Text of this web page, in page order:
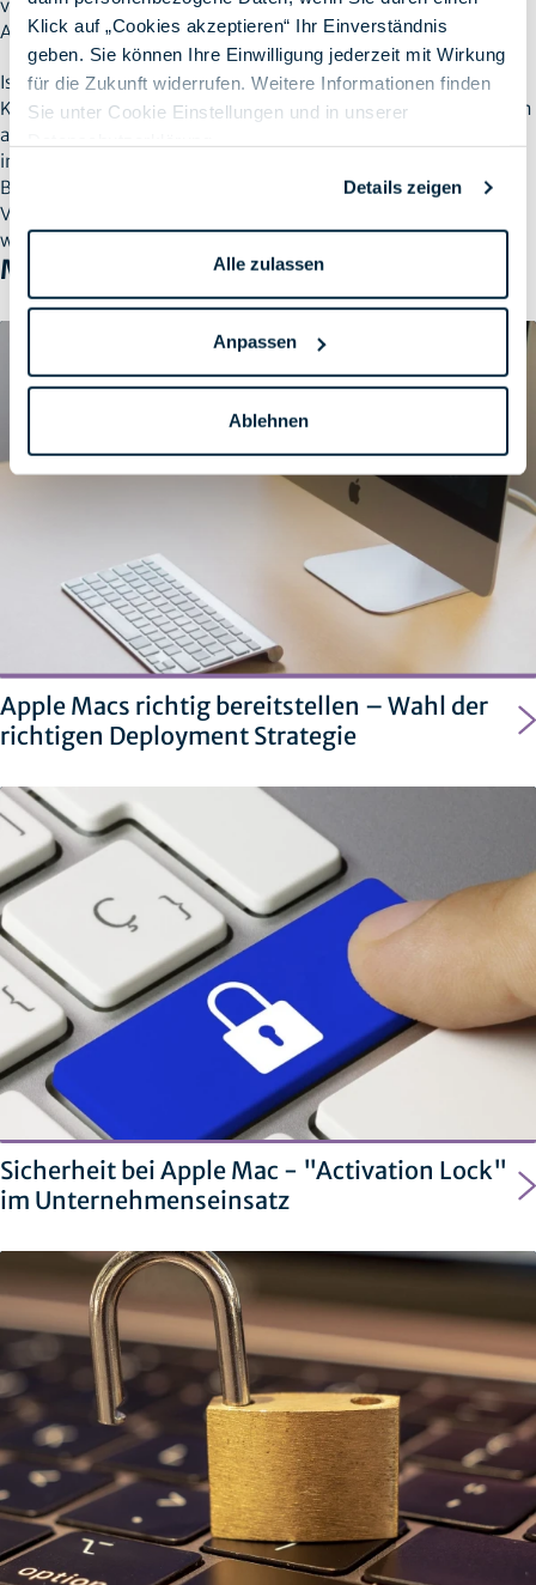
Klick auf „Cookies akzeptieren“ Ihr Einverständnis
geben. Sie können Ihre Einwilligung jederzeit mit Wirkung
für die Zukunft widerrufen. Weitere Informationen finden
Sie unter Cookie Einstellungen und in unserer
Details zeigen
Alle zulassen
Anpassen
Ablehnen
von Anwendung, Filtern der Internetnutzung, Verhindern des
AppStore Zugriffs, uvm.
Ist der Einrichtungsassistent durchlaufen und die initiale
Konfiguration abgeschlossen, werden die Sicherheitsrichtlinien
an das Gerät übermittelt und festgelegte Applikationen
installiert. Durch den Einsatz von individuellen
Bildschirmhintergründen kann der Benutzer, wie im gezeigten
Video, visuell durch die folgende Prozessschritte geleitet
werden.
Mehr erfahren
Apple Macs richtig bereitstellen – Wahl der
richtigen Deployment Strategie
Sicherheit bei Apple Mac - "Activation Lock"
im Unternehmenseinsatz